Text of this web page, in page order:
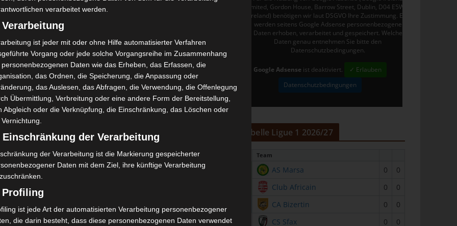
Olympique de Béjà (OB) – El Gawafel Sportives d
e Gafsa (EGSG)
Limited, Gordon House, Barrow Street, Dublin, D04 E5W5,
Ireland) benötigen wir laut DSGVO Ihre Zustimmung. Es
werden seitens Google Adsense personenbezogene
Daten erhoben, verarbeitet und gespeichert. Welche
Daten genau entnehmen Sie bitte den
Datenschutzbedingungen.
Google Adsense ist deaktiviert.
✓ Erlauben
Datenschutzbedingungen
Tabelle Ligue 1 2026/27
Team
AS Marsa 0
0
Club Africain 0
0
CA Bizertin 0
0
CS Sfax 0
0
verarbeitet werden.
ist jeder mit oder ohne Hilfe automatisierter Verfahren
Vorgang oder jede solche Vorgangsreihe im Zusammenhang
personenbezogenen Daten wie das Erheben, das Erfassen, die
das Ordnen, die Speicherung, die Anpassung oder
das Auslesen, das Abfragen, die Verwendung, die Offenlegung
Übermittlung, Verbreitung oder eine andere Form der Bereitstellung,
Abgleich oder die Verknüpfung, die Einschränkung, das Löschen oder
Einschränkung der Verarbeitung
der Verarbeitung ist die Markierung gespeicherter
Daten mit dem Ziel, ihre künftige Verarbeitung
Profiling
ist jede Art der automatisierten Verarbeitung personenbezogener
die darin besteht, dass diese personenbezogenen Daten verwendet